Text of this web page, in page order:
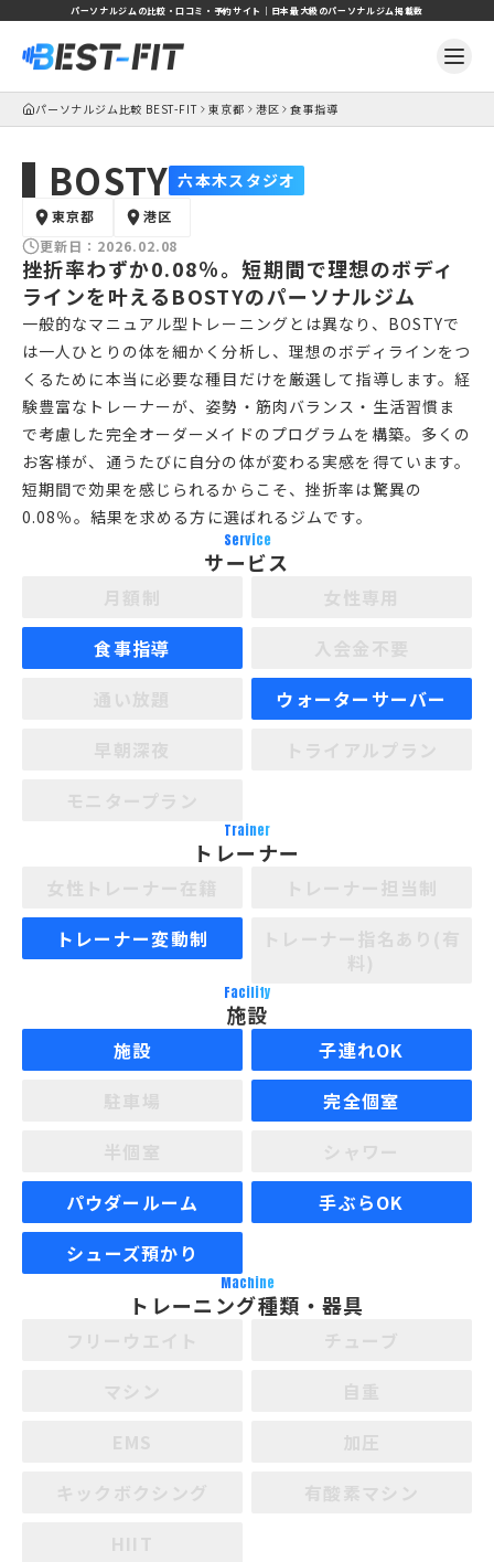
パーソナルジムの比較・口コミ・予約サイト｜日本最大級のパーソナルジム掲載数
パーソナルジム比較 BEST-FIT 東京都 港区 食事指導
BOSTY 六本木スタジオ
東京都
港区
更新日： 2026.02.08
挫折率わずか0.08％。短期間で理想のボディ
ラインを叶えるBOSTYのパーソナルジム
一般的なマニュアル型トレーニングとは異なり、BOSTYで
は一人ひとりの体を細かく分析し、理想のボディラインをつ
くるために本当に必要な種目だけを厳選して指導します。経
験豊富なトレーナーが、姿勢・筋肉バランス・生活習慣ま
で考慮した完全オーダーメイドのプログラムを構築。多くの
お客様が、通うたびに自分の体が変わる実感を得ています。
短期間で効果を感じられるからこそ、挫折率は驚異の
0.08％。結果を求める方に選ばれるジムです。
Service
サービス
食事指導
ウォーターサーバー
Trainer
トレーナー
トレーナー変動制
Facility
施設
施設
子連れOK
完全個室
パウダールーム
手ぶらOK
シューズ預かり
Machine
トレーニング種類・器具